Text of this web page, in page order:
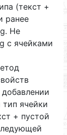
(текст +
ранее
Не
с ячейками
ячейки
+ пустой